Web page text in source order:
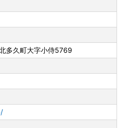
。
多久町大字小侍5769